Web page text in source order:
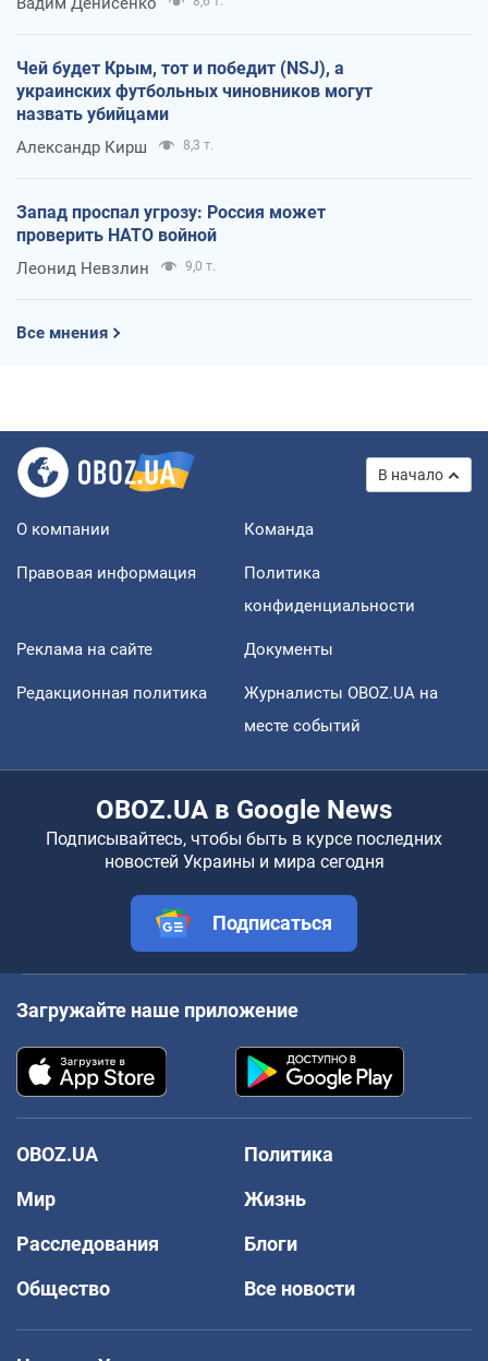
Чей будет Крым, тот и победит (NSJ), а
украинских футбольных чиновников могут
назвать убийцами
Александр Кирш 8,3 т.
Запад проспал угрозу: Россия может
проверить НАТО войной
Леонид Невзлин 9,0 т.
Все мнения
В начало
О компании Команда
Правовая информация
Политика
конфиденциальности
Реклама на сайте Документы
Редакционная политика
Журналисты OBOZ.UA на
месте событий
OBOZ.UA в Google News
Подписывайтесь, чтобы быть в курсе последних
новостей Украины и мира сегодня
Подписаться
Загружайте наше приложение
OBOZ.UA
Политика
Мир
Жизнь
Расследования
Блоги
Общество
Все новости